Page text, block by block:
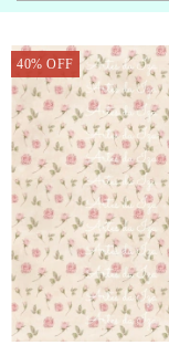
40% OFF